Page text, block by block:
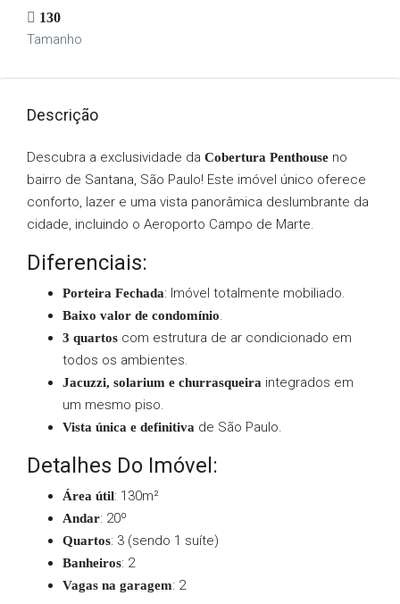
130
Tamanho
Descrição
Descubra a exclusividade da Cobertura Penthouse no
bairro de Santana, São Paulo! Este imóvel único oferece
conforto, lazer e uma vista panorâmica deslumbrante da
cidade, incluindo o Aeroporto Campo de Marte.
Diferenciais:
Porteira Fechada: Imóvel totalmente mobiliado.
Baixo valor de condomínio.
3 quartos com estrutura de ar condicionado em
todos os ambientes.
Jacuzzi, solarium e churrasqueira integrados em
um mesmo piso.
Vista única e definitiva de São Paulo.
Detalhes Do Imóvel:
Área útil: 130m²
Andar: 20º
Quartos: 3 (sendo 1 suíte)
Banheiros: 2
Vagas na garagem: 2